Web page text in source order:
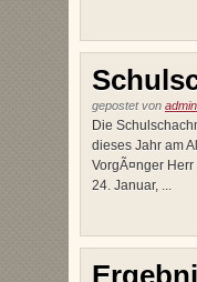
gepostet von admin
Die
dieses Jahr am
VorgÃ¤nger
24. Januar, ...